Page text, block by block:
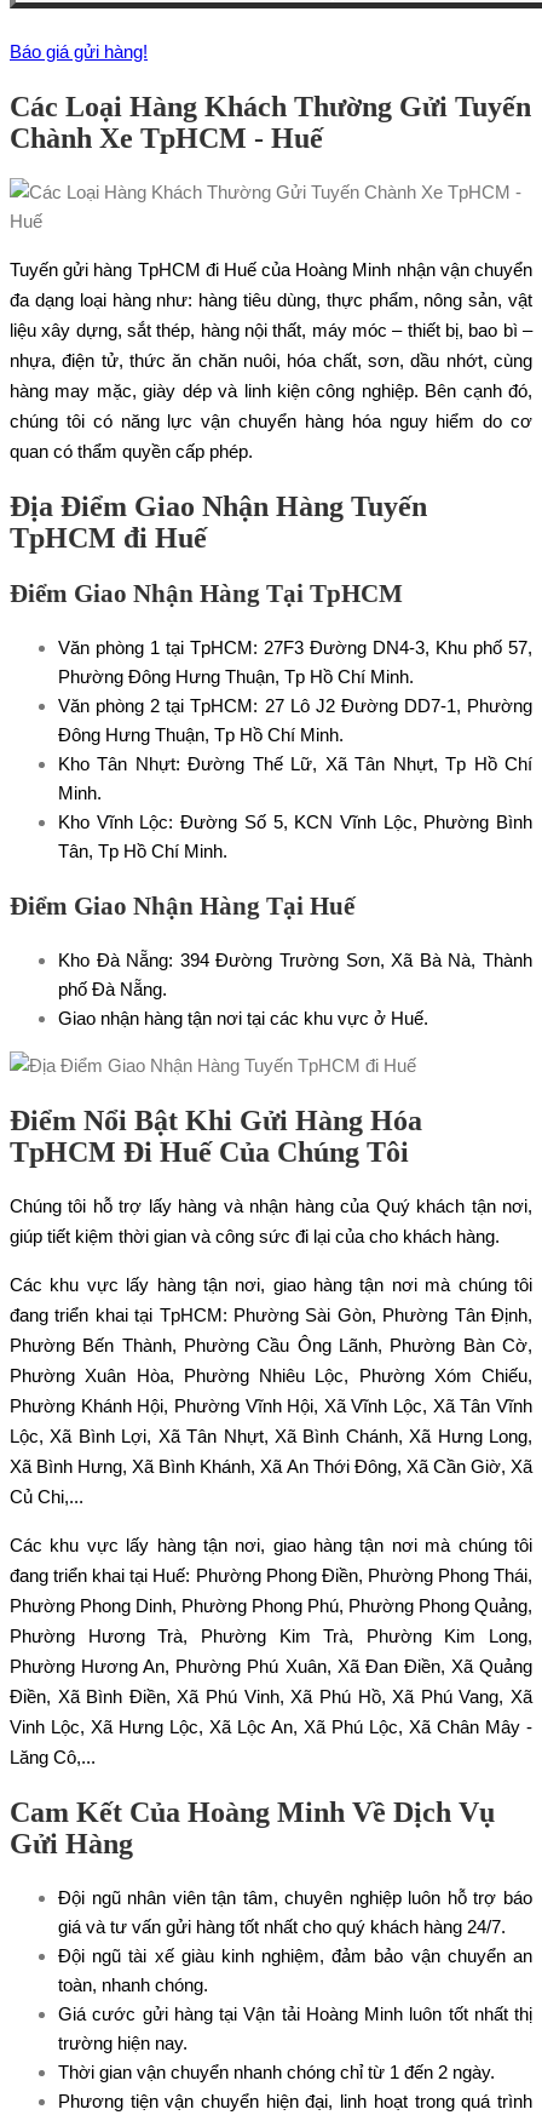
Báo giá gửi hàng!
Các Loại Hàng Khách Thường Gửi Tuyến
Chành Xe TpHCM - Huế
Tuyến gửi hàng TpHCM đi Huế của Hoàng Minh nhận vận chuyển
đa dạng loại hàng như: hàng tiêu dùng, thực phẩm, nông sản, vật
liệu xây dựng, sắt thép, hàng nội thất, máy móc – thiết bị, bao bì –
nhựa, điện tử, thức ăn chăn nuôi, hóa chất, sơn, dầu nhớt, cùng
hàng may mặc, giày dép và linh kiện công nghiệp. Bên cạnh đó,
chúng tôi có năng lực vận chuyển hàng hóa nguy hiểm do cơ
quan có thẩm quyền cấp phép.
Địa Điểm Giao Nhận Hàng Tuyến
TpHCM đi Huế
Điểm Giao Nhận Hàng Tại TpHCM
Văn phòng 1 tại TpHCM: 27F3 Đường DN4-3, Khu phố 57,
Phường Đông Hưng Thuận, Tp Hồ Chí Minh.
Văn phòng 2 tại TpHCM: 27 Lô J2 Đường DD7-1, Phường
Đông Hưng Thuận, Tp Hồ Chí Minh.
Kho Tân Nhựt: Đường Thế Lữ, Xã Tân Nhựt, Tp Hồ Chí
Minh.
Kho Vĩnh Lộc: Đường Số 5, KCN Vĩnh Lộc, Phường Bình
Tân, Tp Hồ Chí Minh.
Điểm Giao Nhận Hàng Tại Huế
Kho Đà Nẵng: 394 Đường Trường Sơn, Xã Bà Nà, Thành
phố Đà Nẵng.
Giao nhận hàng tận nơi tại các khu vực ở Huế.
Điểm Nổi Bật Khi Gửi Hàng Hóa
TpHCM Đi Huế Của Chúng Tôi
Chúng tôi hỗ trợ lấy hàng và nhận hàng của Quý khách tận nơi,
giúp tiết kiệm thời gian và công sức đi lại của cho khách hàng.
Các khu vực lấy hàng tận nơi, giao hàng tận nơi mà chúng tôi
đang triển khai tại TpHCM: Phường Sài Gòn, Phường Tân Định,
Phường Bến Thành, Phường Cầu Ông Lãnh, Phường Bàn Cờ,
Phường Xuân Hòa, Phường Nhiêu Lộc, Phường Xóm Chiếu,
Phường Khánh Hội, Phường Vĩnh Hội, Xã Vĩnh Lộc, Xã Tân Vĩnh
Lộc, Xã Bình Lợi, Xã Tân Nhựt, Xã Bình Chánh, Xã Hưng Long,
Xã Bình Hưng, Xã Bình Khánh, Xã An Thới Đông, Xã Cần Giờ, Xã
Củ Chi,...
Các khu vực lấy hàng tận nơi, giao hàng tận nơi mà chúng tôi
đang triển khai tại Huế: Phường Phong Điền, Phường Phong Thái,
Phường Phong Dinh, Phường Phong Phú, Phường Phong Quảng,
Phường Hương Trà, Phường Kim Trà, Phường Kim Long,
Phường Hương An, Phường Phú Xuân, Xã Đan Điền, Xã Quảng
Điền, Xã Bình Điền, Xã Phú Vinh, Xã Phú Hồ, Xã Phú Vang, Xã
Vinh Lộc, Xã Hưng Lộc, Xã Lộc An, Xã Phú Lộc, Xã Chân Mây -
Lăng Cô,...
Cam Kết Của Hoàng Minh Về Dịch Vụ
Gửi Hàng
Đội ngũ nhân viên tận tâm, chuyên nghiệp luôn hỗ trợ báo
giá và tư vấn gửi hàng tốt nhất cho quý khách hàng 24/7.
Đội ngũ tài xế giàu kinh nghiệm, đảm bảo vận chuyển an
toàn, nhanh chóng.
Giá cước gửi hàng tại Vận tải Hoàng Minh luôn tốt nhất thị
trường hiện nay.
Thời gian vận chuyển nhanh chóng chỉ từ 1 đến 2 ngày.
Phương tiện vận chuyển hiện đại, linh hoạt trong quá trình